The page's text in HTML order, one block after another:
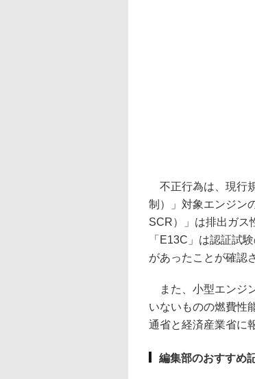
不正行為は、現行
制）」対象エンジン
SCR）」は排出ガス
「E13C」は認証試
があったことが確認
また、小型エンジ
いないものの燃費性
通省と経済産業省に
編集部のおすすめ